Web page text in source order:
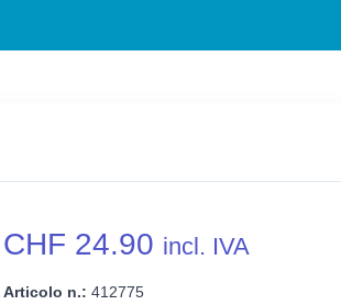
CHF 24.90 incl. IVA
Articolo n.: 412775